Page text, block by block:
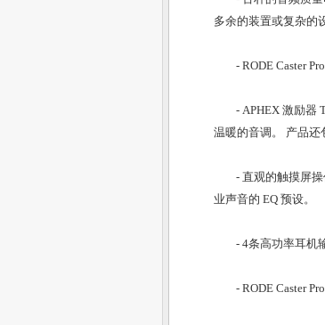
多余的装置或复杂的
- RODE Caster
- APHEX 激励器
温暖的音调。 产品还
- 直观的触摸屏
业声音的 EQ 预设。
- 4条高功率耳机
- RODE Caster